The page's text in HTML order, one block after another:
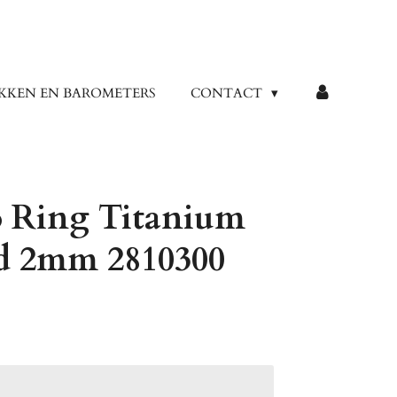
EN BAROMETERS CONTACT
Ring Titanium
2mm 2810300